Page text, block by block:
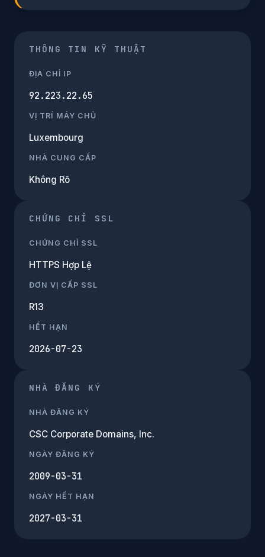
THÔNG TIN KỸ THUẬT
ĐỊA CHỈ IP
92.223.22.65
VỊ TRÍ MÁY CHỦ
Luxembourg
NHÀ CUNG CẤP
Không Rõ
CHỨNG CHỈ SSL
CHỨNG CHỈ SSL
HTTPS Hợp Lệ
ĐƠN VỊ CẤP SSL
R13
HẾT HẠN
2026-07-23
NHÀ ĐĂNG KÝ
NHÀ ĐĂNG KÝ
CSC Corporate Domains, Inc.
NGÀY ĐĂNG KÝ
2009-03-31
NGÀY HẾT HẠN
2027-03-31